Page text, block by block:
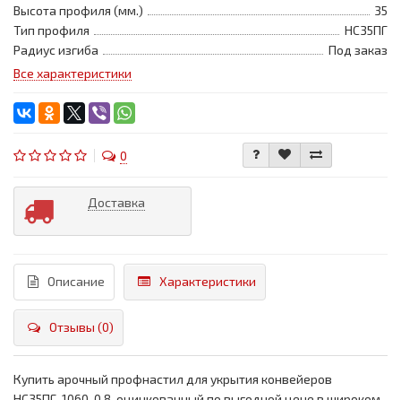
Высота профиля (мм.)
35
Тип профиля
НС35ПГ
Радиус изгиба
Под заказ
Все характеристики
0
Доставка
Описание Характеристики
Отзывы (0)
Купить арочный профнастил для укрытия конвейеров